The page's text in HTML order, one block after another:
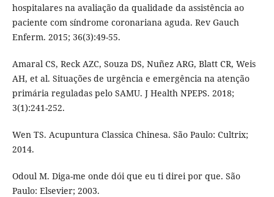
hospitalares na avaliação da qualidade da assistência ao
paciente com síndrome coronariana aguda. Rev Gauch
Enferm. 2015; 36(3):49-55.
Amaral CS, Reck AZC, Souza DS, Nuñez ARG, Blatt CR, Weis
AH, et al. Situações de urgência e emergência na atenção
primária reguladas pelo SAMU. J Health NPEPS. 2018;
3(1):241-252.
Wen TS. Acupuntura Classica Chinesa. São Paulo: Cultrix;
2014.
Odoul M. Diga-me onde dói que eu ti direi por que. São
Paulo: Elsevier; 2003.